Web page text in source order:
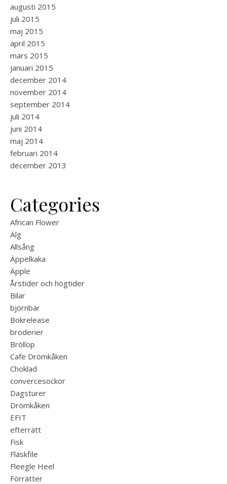
augusti 2015
juli 2015
maj 2015
april 2015
mars 2015
januari 2015
december 2014
november 2014
september 2014
juli 2014
juni 2014
maj 2014
februari 2014
december 2013
Categories
African Flower
Älg
Allsång
Äppelkaka
Äpple
Årstider och högtider
Bilar
björnbär
Bokrelease
broderier
Bröllop
Cafe Drömkåken
Choklad
convercesockor
Dagsturer
Drömkåken
EFIT
efterrätt
Fisk
Fläskfile
Fleegle Heel
Förrätter